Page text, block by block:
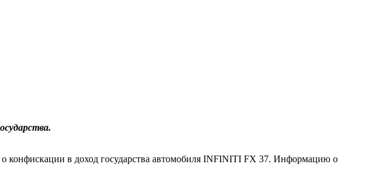
конфискации в доход государства автомобиля INFINITI FX 37. Информацию о